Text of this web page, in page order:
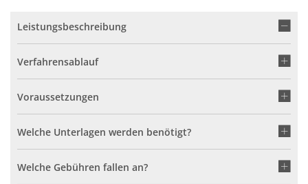
Leistungsbeschreibung
Verfahrensablauf
Voraussetzungen
Welche Unterlagen werden benötigt?
Welche Gebühren fallen an?